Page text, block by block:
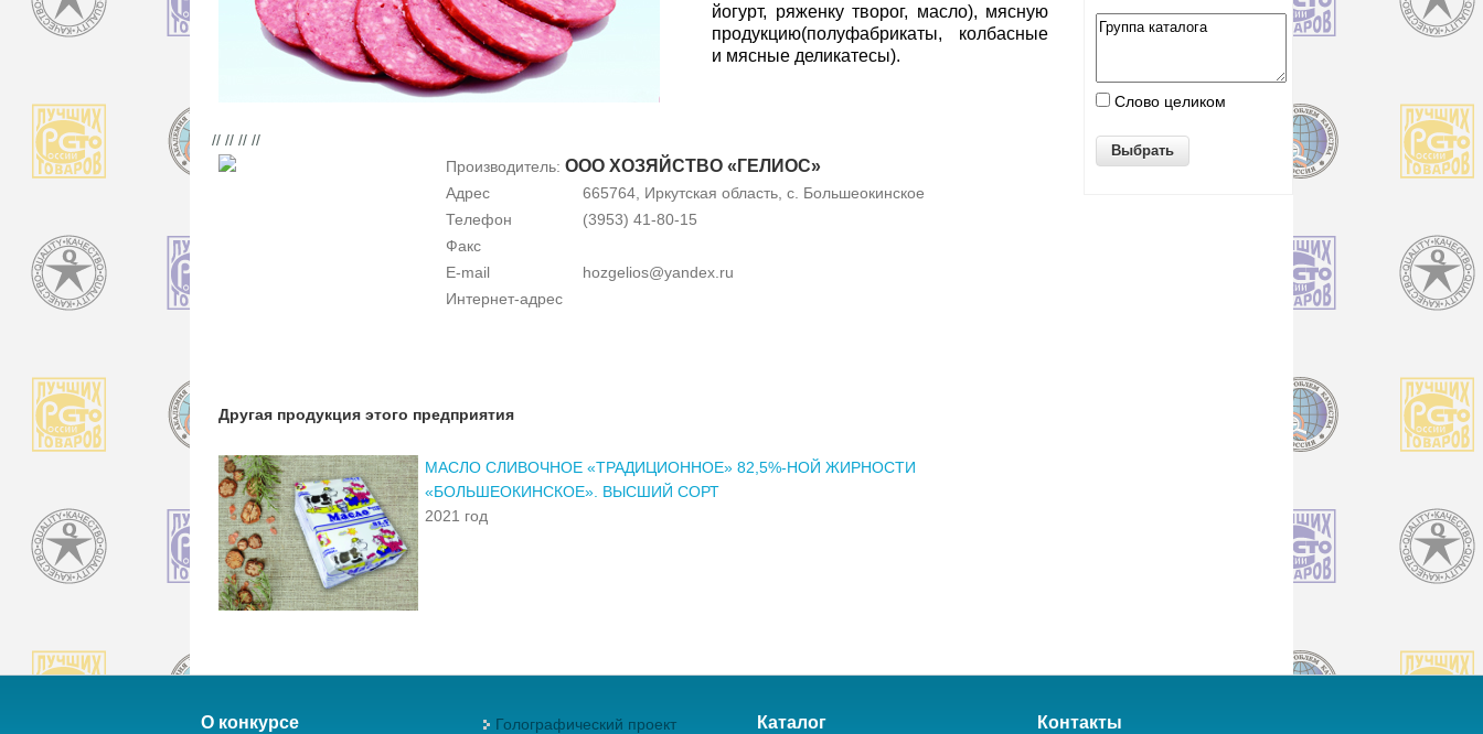
йогурт, ряженку творог, масло), мясную
продукцию(полуфабрикаты, колбасные
и мясные деликатесы).
// // // //
Производитель: ООО ХОЗЯЙСТВО «ГЕЛИОС»
Адрес
665764, Иркутская область, с. Большеокинское
Телефон
(3953) 41-80-15
Факс
E-mail
hozgelios@yandex.ru
Интернет-адрес
Другая продукция этого предприятия
МАСЛО СЛИВОЧНОЕ «ТРАДИЦИОННОЕ» 82,5%-НОЙ ЖИРНОСТИ
«БОЛЬШЕОКИНСКОЕ». ВЫСШИЙ СОРТ
2021 год
Слово целиком
О конкурсе Голографический проект Каталог Контакты